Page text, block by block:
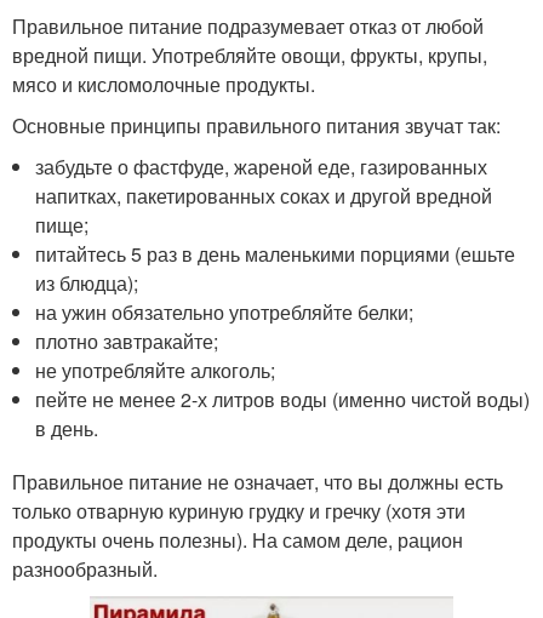
Правильное питание подразумевает отказ от любой
вредной пищи. Употребляйте овощи, фрукты, крупы,
мясо и кисломолочные продукты.
Основные принципы правильного питания звучат так:
забудьте о фастфуде, жареной еде, газированных
напитках, пакетированных соках и другой вредной
пище;
питайтесь 5 раз в день маленькими порциями (ешьте
из блюдца);
на ужин обязательно употребляйте белки;
плотно завтракайте;
не употребляйте алкоголь;
пейте не менее 2-х литров воды (именно чистой воды)
в день.
Правильное питание не означает, что вы должны есть
только отварную куриную грудку и гречку (хотя эти
продукты очень полезны). На самом деле, рацион
разнообразный.